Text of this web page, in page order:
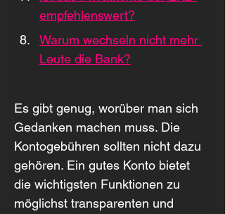
empfehlenswert?
Warum wechseln nicht mehr
Leute die Bank?
Es gibt genug, worüber man sich
Gedanken machen muss. Die
Kontogebühren sollten nicht dazu
gehören. Ein gutes Konto bietet
die wichtigsten Funktionen zu
möglichst transparenten und